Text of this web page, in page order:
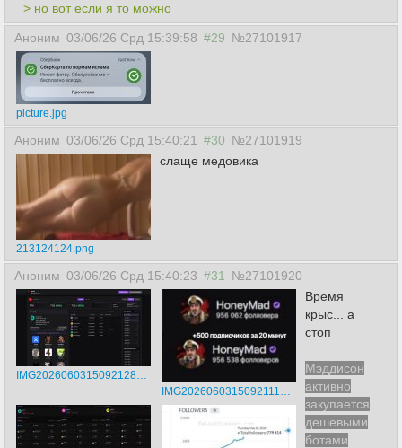
> но вот если я то можно
Аноним 03/06/26 Срд 15:39:58 #29 №27101917
picture.jpg
Аноним 03/06/26 Срд 15:40:21 #30 №27101919
213124124.png
слаще медовика
Аноним 03/06/26 Срд 15:40:23 #31 №27101920
IMG20260603150921282.jpg
IMG20260603150921115.jpg
Время
крыс... а
стоп
Мэддисон
активно
закупается
дешевыми
ботами